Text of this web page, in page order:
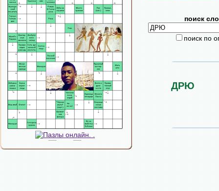
поиск
поиск по
ДРЮ